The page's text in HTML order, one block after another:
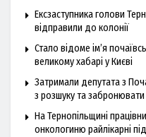
Ексзаступника голови
відправили до колонії
Стало відоме ім’я
великому хабарі у Києві
Затримали депутата з
з розшуку та забронювати
На Тернопільщині
онкологиню райлікарні